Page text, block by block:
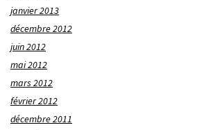
janvier 2013
décembre 2012
juin 2012
mai 2012
mars 2012
février 2012
décembre 2011